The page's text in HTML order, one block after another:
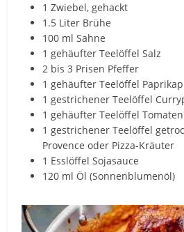
1 Zwiebel, gehackt
1.5 Liter Brühe
100 ml Sahne
1 gehäufter Teelöffel Salz
2 bis 3 Prisen Pfeffer
1 gehäufter Teelöffel
1 gestrichener Teelöffel
1 gehäufter Teelöffel
1 gestrichener Teelöffel
Provence oder Pizza-Kräuter
1 Esslöffel Sojasauce
120 ml Öl (Sonnenblumenöl)